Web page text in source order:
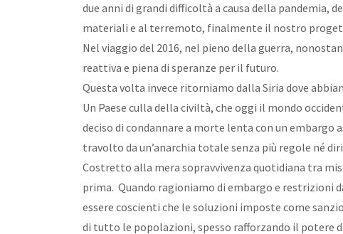
due anni di grandi difficoltà a causa della pandemia,
materiali e al terremoto, finalmente il nostro
Nel viaggio del 2016, nel pieno della guerra,
reattiva e piena di speranze per il futuro.
Questa volta invece ritorniamo dalla Siria dove
Un Paese culla della civiltà, che oggi il mondo
deciso di condannare a morte lenta con un
travolto da un’anarchia totale senza più regole né
Costretto alla mera sopravvivenza quotidiana tra
prima. Quando ragioniamo di embargo e restrizioni
essere coscienti che le soluzioni imposte come
di tutto le popolazioni, spesso rafforzando il potere